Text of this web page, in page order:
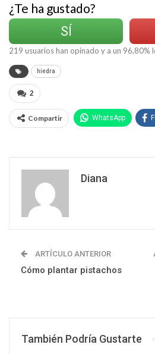
¿Te ha gustado?
SÍ
219 usuarios han opinado y a un 96,80%
hiedra
2
Compartir WhatsApp
Diana
ARTÍCULO ANTERIOR
Cómo plantar pistachos
También Podría Gustarte